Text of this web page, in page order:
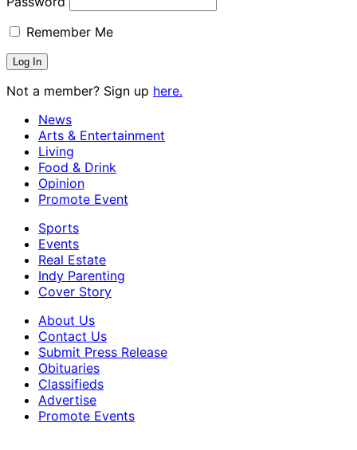
Remember Me
Not a member? Sign up here.
News
Arts & Entertainment
Living
Food & Drink
Opinion
Promote Event
Sports
Events
Real Estate
Indy Parenting
Cover Story
About Us
Contact Us
Submit Press Release
Obituaries
Classifieds
Advertise
Promote Events